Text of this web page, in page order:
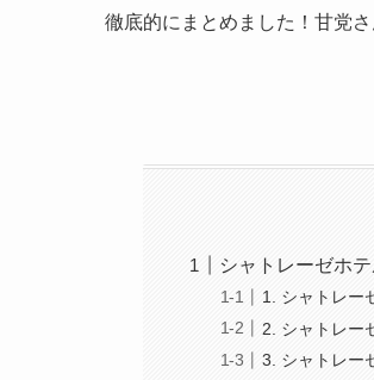
徹底的にまとめました！甘党
シャトレーゼホ
1. シャトレー
2. シャトレー
3. シャトレー